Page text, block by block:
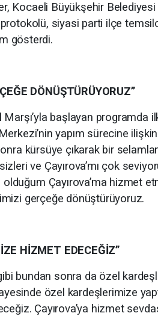
Kocaeli Büyükşehir
siyasi parti ilçe
gösterdi.
DÖNÜŞTÜRÜYORUZ”
başlayan programda
yapım sürecine
kürsüye çıkarak bir
ve Çayırova’mı çok
Çayırova’ma hizmet
gerçeğe dönüştürüyoruz.
HİZMET EDECEĞİZ”
bundan sonra da özel
özel kardeşlerimize
Çayırova’ya hizmet